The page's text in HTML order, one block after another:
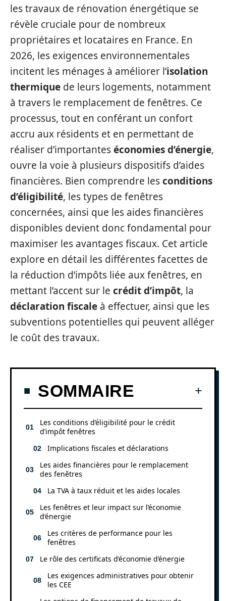
les travaux de rénovation énergétique se
révèle cruciale pour de nombreux
propriétaires et locataires en France. En
2026, les exigences environnementales
incitent les ménages à améliorer l’isolation
thermique de leurs logements, notamment
à travers le remplacement de fenêtres. Ce
processus, tout en conférant un confort
accru aux résidents et en permettant de
réaliser d’importanteséconomies d’énergie,
ouvre la voie à plusieurs dispositifs d’aides
financières. Bien comprendre lesconditions
d’éligibilité, les types de fenêtres
concernées, ainsi que les aides financières
disponibles devient donc fondamental pour
maximiser les avantages fiscaux. Cet article
explore en détail les différentes facettes de
la réduction d’impôts liée aux fenêtres, en
mettant l’accent sur le crédit d’impôt, la
déclaration fiscale à effectuer, ainsi que les
subventions potentielles qui peuvent alléger
le coût des travaux.
SOMMAIRE
Les conditions d’éligibilité pour le crédit
d’impôt fenêtres
Implications fiscales et déclarations
Les aides financières pour le remplacement
des fenêtres
La TVA à taux réduit et les aides locales
Les fenêtres et leur impact sur l’économie
d’énergie
Les critères de performance pour les
fenêtres
Le rôle des certificats d’économie d’énergie
Les exigences administratives pour obtenir
les CEE